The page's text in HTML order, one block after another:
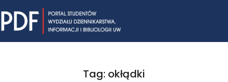
to
content
Tag: okłądki